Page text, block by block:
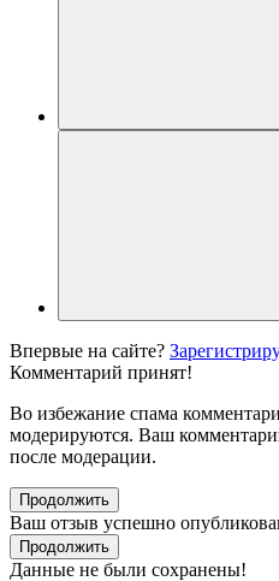
Впервые на сайте?
Комментарий принят!
Во избежание спама
модерируются. Ваш
после модерации.
Продолжить
Ваш отзыв успешно
Продолжить
Данные не были сохранены!